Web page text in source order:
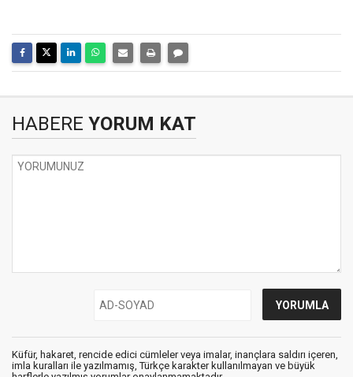
HABERE YORUM KAT
Küfür, hakaret, rencide edici cümleler veya imalar, inançlara saldırı içeren,
imla kuralları ile yazılmamış, Türkçe karakter kullanılmayan ve büyük